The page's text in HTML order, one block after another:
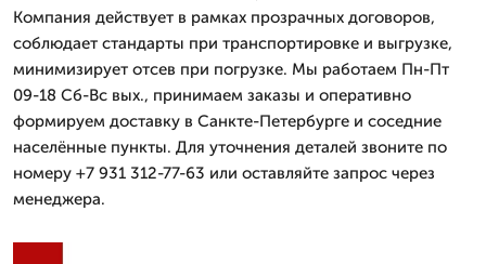
Компания действует в рамках прозрачных договоров,
соблюдает стандарты при транспортировке и выгрузке,
минимизирует отсев при погрузке. Мы работаем Пн-Пт
09-18 Сб-Вс вых., принимаем заказы и оперативно
формируем доставку в Санкте-Петербурге и соседние
населённые пункты. Для уточнения деталей звоните по
номеру +7 931 312-77-63 или оставляйте запрос через
менеджера.